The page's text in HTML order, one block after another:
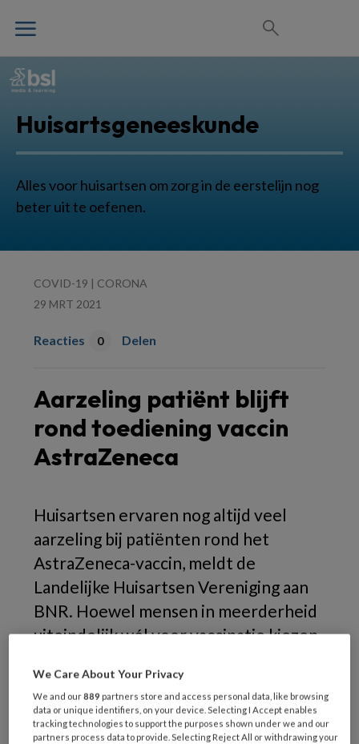
Huisartsgeneeskunde
Alles voor huisartsen om zorg in de eerstelijn nog
beter uit te oefenen.
COVID-19 | CORONA
29 MRT 2021
Reacties 0 Delen
Aarzeling patiënt blijft
rond toediening vaccin
AstraZeneca
Huisartsen ervaren nog altijd veel
aarzeling bij patiënten rond het
AstraZeneca-vaccin, meldt de
Landelijke Huisartsen Vereniging aan
BNR. Hoewel mensen in meerderheid
uiteindelijk wél voor vaccinatie kiezen,
overredingskracht van de huisarts aan
te pas komen. Het percentage mensen
dat veel vertrouwen heeft in de
We Care About Your Privacy
We and our889 partners store and access personal data, like browsing
data or unique identifiers, on your device. Selecting I Accept enables
tracking technologies to support the purposes shown under we and our
partners process data to provide. Selecting Reject All or withdrawing your